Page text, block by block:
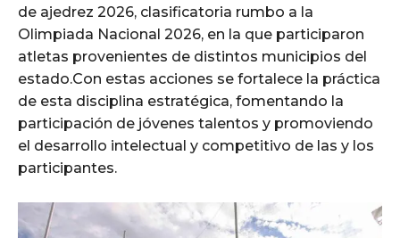
de ajedrez 2026, clasificatoria rumbo a la
Olimpiada Nacional 2026, en la que participaron
atletas provenientes de distintos municipios del
estado.Con estas acciones se fortalece la práctica
de esta disciplina estratégica, fomentando la
participación de jóvenes talentos y promoviendo
el desarrollo intelectual y competitivo de las y los
participantes.